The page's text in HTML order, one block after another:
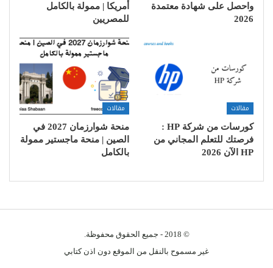
واحصل على شهادة معتمدة
2026
أمريكا | ممولة بالكامل
للمصريين
مقالات
كورسات من شركة HP :
فرصتك للتعلم المجاني من
HP الآن 2026
مقالات
منحة شوارزمان 2027 في
الصين | منحة ماجستير ممولة
بالكامل
© 2018 - جميع الحقوق محفوظة.
غير مسموح بالنقل من الموقع دون اذن كتابي